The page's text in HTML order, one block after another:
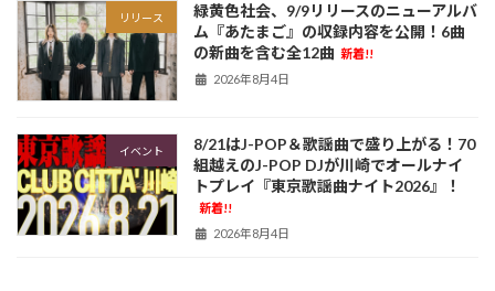
リリース
緑黄色社会、9/9リリースのニューアルバ
ム『あたまご』の収録内容を公開！6曲
の新曲を含む全12曲 新着!!
2026年8月4日
イベント
8/21はJ-POP＆歌謡曲で盛り上がる！70
組越えのJ-POP DJが川崎でオールナイ
トプレイ『東京歌謡曲ナイト2026』！
新着!!
2026年8月4日